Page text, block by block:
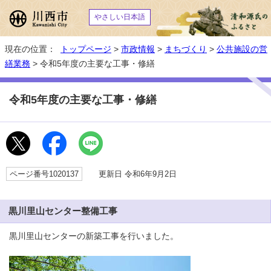
やさしい日本語
現在の位置： トップページ > 市政情報 > まちづくり > 公共施設の営
繕業務 > 令和5年度の主要な工事・修繕
令和5年度の主要な工事・修繕
ページ番号1020137 更新日 令和6年9月2日
黒川里山センター整備工事
黒川里山センターの新築工事を行いました。